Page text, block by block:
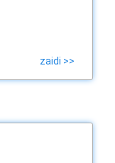
zaidi >>